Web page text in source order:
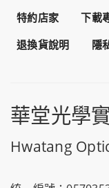
特約店家
下載
退換貨說明
隱
華堂光學
Hwatang